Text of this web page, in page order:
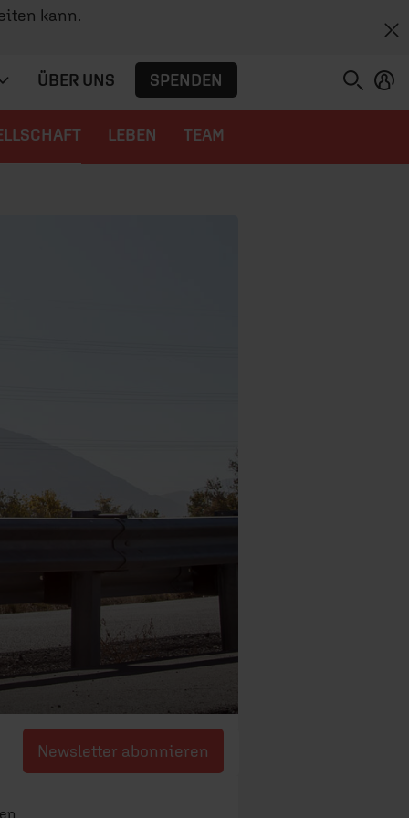
kann.
ÜBER UNS SPENDEN
LEBEN TEAM
Newsletter abonnieren